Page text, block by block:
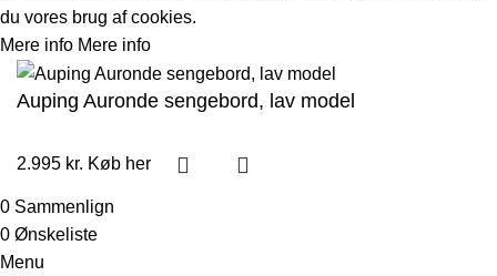
du vores brug af cookies.
Mere info Mere info
Auping Auronde sengebord, lav model
2.995 kr. Køb her
0 Sammenlign
0 Ønskeliste
Menu